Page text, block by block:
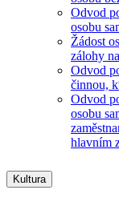
Odvod
osobu
Žádost
zálohy
Odvod
činnou,
Odvod
osobu
hlavním
Kultura